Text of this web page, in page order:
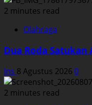
2 minutes read
Olahraga
Dua Roda Satukan
Ins 8 Agustus 2026 0
2 minutes read